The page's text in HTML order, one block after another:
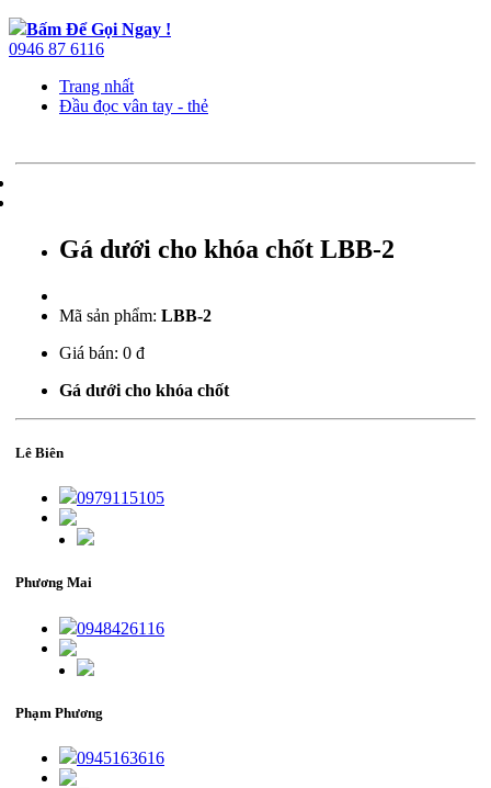
Bấm Để Gọi Ngay !
0946 87 6116
Trang nhất
Đầu đọc vân tay - thẻ
Gá dưới cho khóa chốt LBB-2
Mã sản phẩm: LBB-2
Giá bán: 0 đ
Gá dưới cho khóa chốt
Lê Biên
0979115105
Phương Mai
0948426116
Phạm Phương
0945163616